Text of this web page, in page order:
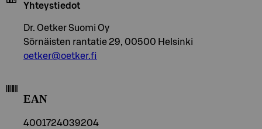
Yhteystiedot
Dr. Oetker Suomi Oy
Sörnäisten rantatie 29, 00500 Helsinki
oetker@oetker.fi
EAN
4001724039204